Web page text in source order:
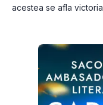
acestea se afla